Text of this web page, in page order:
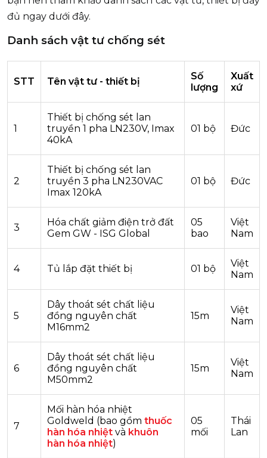
đủ ngay dưới đây.
Danh sách vật tư chống sét
STT Tên vật tư - thiết bị
Số
lượng
Xuất
xứ
1
Thiết bị chống sét lan
truyền 1 pha LN230V, Imax
40kA
01 bộ Đức
2
Thiết bị chống sét lan
truyền 3 pha LN230VAC
Imax 120kA
01 bộ Đức
3
Hóa chất giảm điện trở đất
Gem GW - ISG Global
05
bao
Việt
Nam
4 Tủ lắp đặt thiết bị 01 bộ
Việt
Nam
5
Dây thoát sét chất liệu
đồng nguyên chất
M16mm2
15m
Việt
Nam
6
Dây thoát sét chất liệu
đồng nguyên chất
M50mm2
15m
Việt
Nam
7
Mối hàn hóa nhiệt
Goldweld (bao gồm thuốc
hàn hóa nhiệt và khuôn
hàn hóa nhiệt)
05
mối
Thái
Lan